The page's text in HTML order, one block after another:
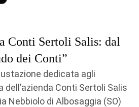
Conti Sertoli Salis: dal
dei Conti”
dedicata agli
dell’azienda Conti Sertoli Salis
Nebbiolo di Albosaggia (SO)